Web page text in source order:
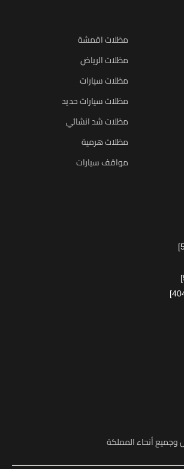
مظلات اقمشة
مظلات الرياض
مظلات سيارات
مظلات سيارات حديد
مظلات شد انشائي
مظلات هرمية
مواقف سيارات
وجميع أنحاء المملكة